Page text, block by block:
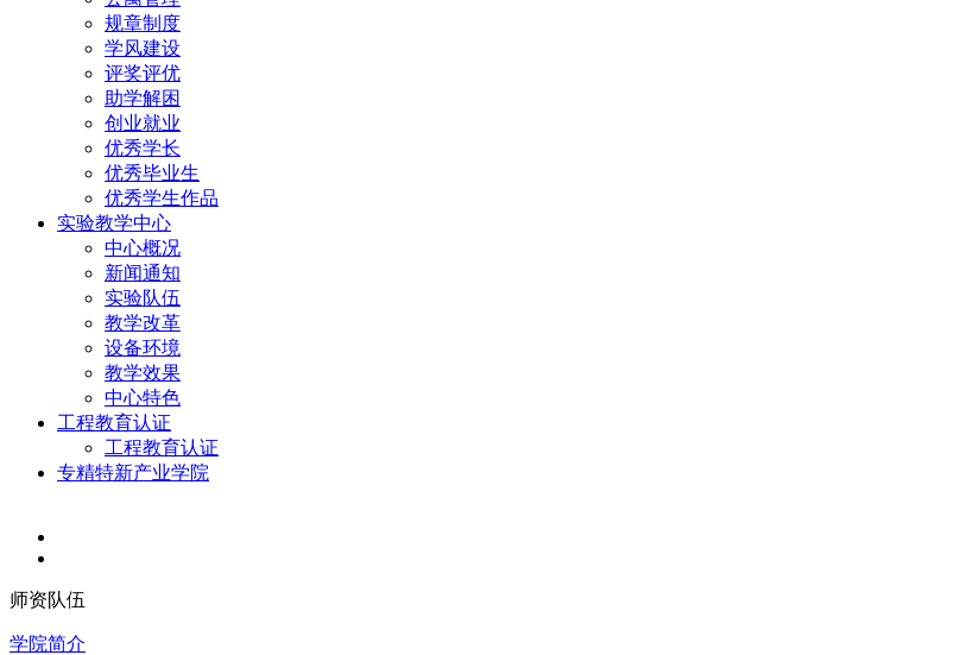
规章制度
学风建设
评奖评优
助学解困
创业就业
优秀学长
优秀毕业生
优秀学生作品
实验教学中心
中心概况
新闻通知
实验队伍
教学改革
设备环境
教学效果
中心特色
工程教育认证
工程教育认证
专精特新产业学院
师资队伍
学院简介